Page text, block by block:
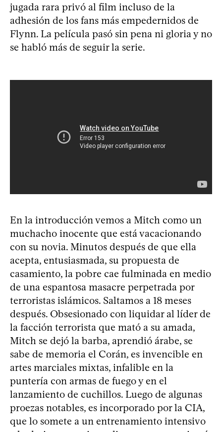
jugada rara privó al film incluso de la
adhesión de los fans más empedernidos de
Flynn. La película pasó sin pena ni gloria y no
se habló más de seguir la serie.
En la introducción vemos a Mitch como un
muchacho inocente que está vacacionando
con su novia. Minutos después de que ella
acepta, entusiasmada, su propuesta de
casamiento, la pobre cae fulminada en medio
de una espantosa masacre perpetrada por
terroristas islámicos. Saltamos a 18 meses
después. Obsesionado con liquidar al líder de
la facción terrorista que mató a su amada,
Mitch se dejó la barba, aprendió árabe, se
sabe de memoria el Corán, es invencible en
artes marciales mixtas, infalible en la
puntería con armas de fuego y en el
lanzamiento de cuchillos. Luego de algunas
proezas notables, es incorporado por la CIA,
que lo somete a un entrenamiento intensivo